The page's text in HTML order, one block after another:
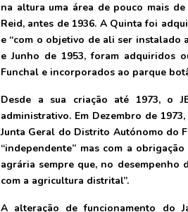
na altura uma área de pouco mais
Reid, antes de 1936. A Quinta foi
e “com o objetivo de ali ser instalado
e Junho de 1953, foram adquiridos
Funchal e incorporados ao parque
Desde a sua criação até 1973, o
administrativo. Em Dezembro de
Junta Geral do Distrito Autónomo do
“independente” mas com a
agrária sempre que, no desempenho
com a agricultura distrital”.
A alteração de funcionamento do